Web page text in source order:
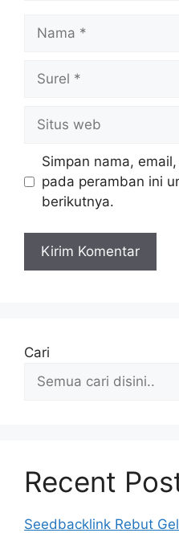
Nama
Surel
Situs
web
Simpan nama,
pada peramban ini
berikutnya.
Cari
Recent
Seedbacklink Rebut